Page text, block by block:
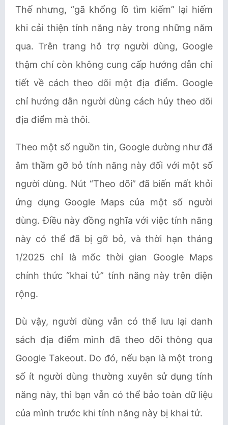
Thế nhưng, “gã khổng lồ tìm kiếm” lại hiếm
khi cải thiện tính năng này trong những năm
qua. Trên trang hỗ trợ người dùng, Google
thậm chí còn không cung cấp hướng dẫn chi
tiết về cách theo dõi một địa điểm. Google
chỉ hướng dẫn người dùng cách hủy theo dõi
địa điểm mà thôi.
Theo một số nguồn tin, Google dường như đã
âm thầm gỡ bỏ tính năng này đối với một số
người dùng. Nút “Theo dõi” đã biến mất khỏi
ứng dụng Google Maps của một số người
dùng. Điều này đồng nghĩa với việc tính năng
này có thể đã bị gỡ bỏ, và thời hạn tháng
1/2025 chỉ là mốc thời gian Google Maps
chính thức “khai tử” tính năng này trên diện
rộng.
Dù vậy, người dùng vẫn có thể lưu lại danh
sách địa điểm mình đã theo dõi thông qua
Google Takeout. Do đó, nếu bạn là một trong
số ít người dùng thường xuyên sử dụng tính
năng này, thì bạn vẫn có thể bảo toàn dữ liệu
của mình trước khi tính năng này bị khai tử.